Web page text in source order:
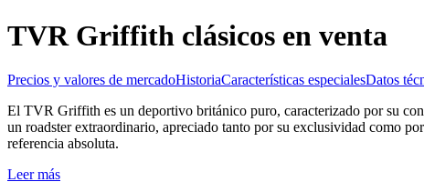
TVR Griffith clásicos en venta
Precios y valores de mercadoHistoriaCaracterísticas especialesDatos
El TVR Griffith es un deportivo británico puro, caracterizado por su
un roadster extraordinario, apreciado tanto por su exclusividad como
referencia absoluta.
Leer más